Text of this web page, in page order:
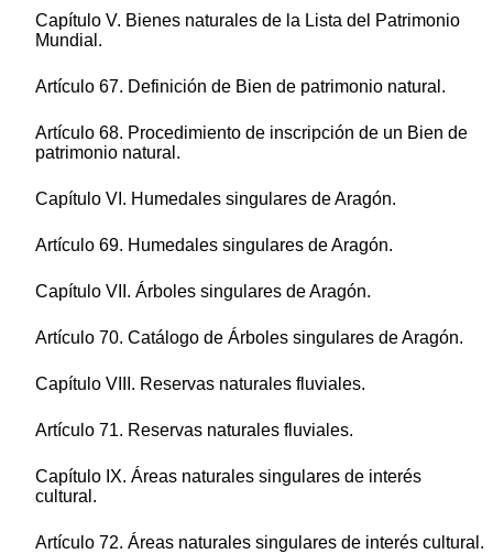
Capítulo V. Bienes naturales de la Lista del Patrimonio
Mundial.
Artículo 67. Definición de Bien de patrimonio natural.
Artículo 68. Procedimiento de inscripción de un Bien de
patrimonio natural.
Capítulo VI. Humedales singulares de Aragón.
Artículo 69. Humedales singulares de Aragón.
Capítulo VII. Árboles singulares de Aragón.
Artículo 70. Catálogo de Árboles singulares de Aragón.
Capítulo VIII. Reservas naturales fluviales.
Artículo 71. Reservas naturales fluviales.
Capítulo IX. Áreas naturales singulares de interés
cultural.
Artículo 72. Áreas naturales singulares de interés cultural.